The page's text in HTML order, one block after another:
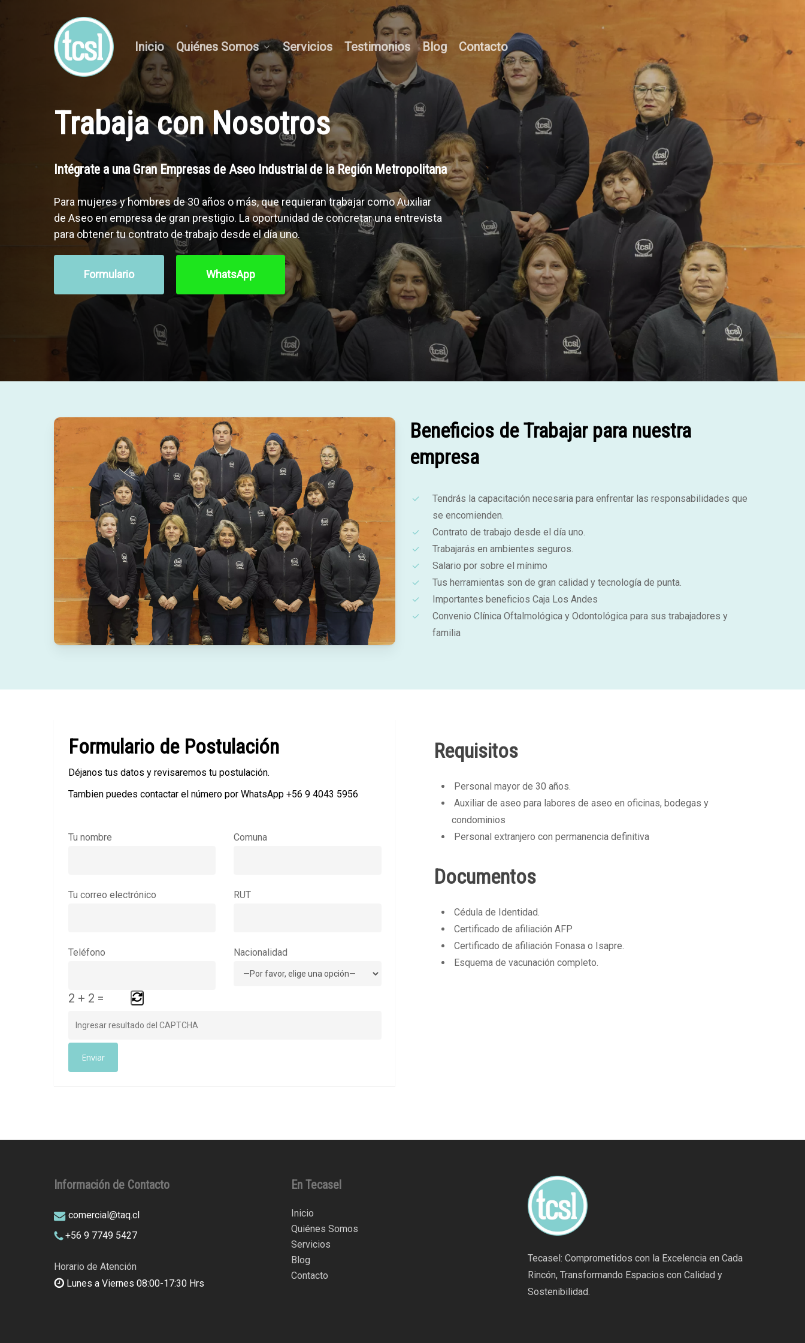
Inicio Quiénes Somos Servicios Testimonios Blog Contacto
Trabajacon Nosotros
Intégrate a una Gran Empresas de Aseo Industrial de la Región Metropolitana
Para mujeresyhombresde30 años o más,que requierantrabajar comoAuxiliar
de Aseo en empresa de gran prestigio. Laoportunidad de concretar una entrevista
para obtenertucontrato detrabajo desde eldíauno.
Formulario WhatsApp
Beneficios de Trabajar para nuestra
empresa
Tendrás la capacitación necesaria para enfrentar las responsabilidades que
se encomienden.
Contrato de trabajo desde el día uno.
Trabajarás en ambientes seguros.
Salario por sobre el mínimo
Tus herramientas son de gran calidad y tecnología de punta.
Importantes beneficios Caja Los Andes
Convenio Clínica Oftalmológica y Odontológica para sus trabajadores y
familia
Formulario de Postulación
Déjanos tus datos y revisaremos tu postulación.
Tambien puedes contactar el número por WhatsApp +56 9 4043 5956
Tu nombre
Tu correo electrónico
Teléfono
Comuna
RUT
Nacionalidad
2 + 2 =
Requisitos
Personal mayor de 30 años.
Auxiliar de aseo para labores de aseo en oficinas, bodegas y
condominios
Personal extranjero con permanencia definitiva
Documentos
Cédula de Identidad.
Certificado de afiliación AFP
Certificado de afiliación Fonasa o Isapre.
Esquema de vacunación completo.
Información de Contacto
comercial@taq.cl
+56 9 7749 5427
Horario de Atención
Lunes a Viernes 08:00-17:30 Hrs
En Tecasel
Inicio
Quiénes Somos
Servicios
Blog
Contacto
Tecasel: Comprometidos con la Excelencia en Cada
Rincón, Transformando Espacios con Calidad y
Sostenibilidad.